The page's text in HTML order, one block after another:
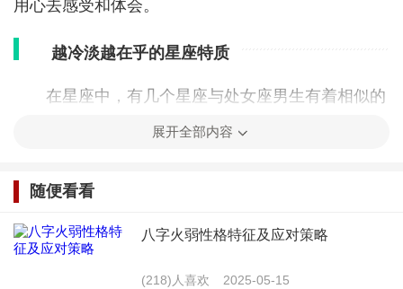
用心去感受和体会。
越冷淡越在乎的星座特质
在星座中，有几个星座与处女座男生有着相似的
特质，那就是越冷淡越在乎。以下是一些典型的例
天蝎座男生与处女座男生一样，追求完美，注重
细节。在与人交往中，他们可能会表现得有些冷淡，
展开全部内容
随便看看
八字火弱性格特征及应对策略
(218)人喜欢 2025-05-15